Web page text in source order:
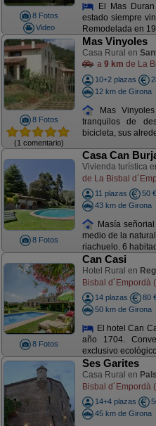
8 Fotos
Video
El Mas
estado siempre
Remodelada en
8 Fotos
(1 comentario)
Mas Vinyoles
Casa Rural en
a 9 km de La
10+2 plazas
12 km de Girona
Mas
tranquilos de
bicicleta, sus
8 Fotos
Casa Can
Vivienda turística
de La Bisbal
11 plazas
50 €
43 km de Girona
Masía
medio de la
riachuelo. 6
8 Fotos
Can Casi
Hotel Rural en
Bisbal d´Empordà
14 plazas
80
50 km de Girona
El hotel Can
año 1704.
exclusivo
Ses Garites
Casa Rural en Pals
Bisbal d´Empordà
14+4 plazas
45 km de Girona